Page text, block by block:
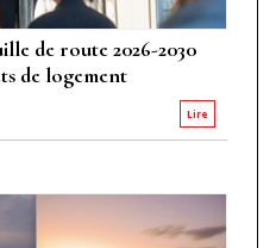
de route 2026-2030
de logement
Lire